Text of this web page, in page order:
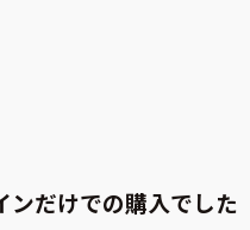
ンだけでの購入でした